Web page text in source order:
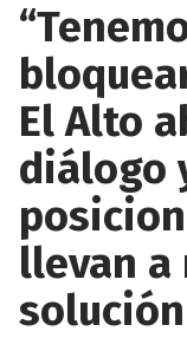
El Alto
diálogo
llevan a
solución